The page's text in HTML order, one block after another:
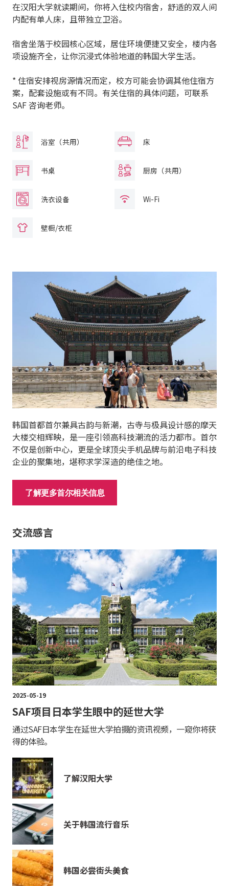
在汉阳大学就读期间，你将入住校内宿舍，舒适的双人间
内配有单人床，且带独立卫浴。
宿舍坐落于校园核心区域，居住环境便捷又安全，楼内各
项设施齐全，让你沉浸式体验地道的韩国大学生活。
* 住宿安排视房源情况而定，校方可能会协调其他住宿方
案，配套设施或有不同。有关住宿的具体问题，可联系
SAF 咨询老师。
浴室（共用） 床
书桌 厨房（共用）
洗衣设备 Wi-Fi
壁橱/衣柜
韩国首都首尔兼具古韵与新潮，古寺与极具设计感的摩天
大楼交相辉映，是一座引领高科技潮流的活力都市。首尔
不仅是创新中心，更是全球顶尖手机品牌与前沿电子科技
企业的聚集地，堪称求学深造的绝佳之地。
了解更多首尔相关信息
交流感言
2025-05-19
SAF项目日本学生眼中的延世大学
通过SAF日本学生在延世大学拍摄的资讯视频，一窥你将获
得的体验。
了解汉阳大学
关于韩国流行音乐
韩国必尝街头美食